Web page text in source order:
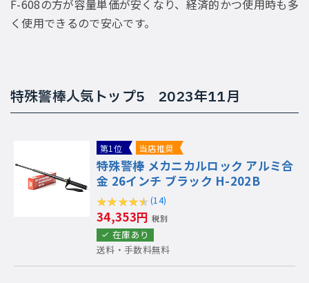
F-608の方が容量単価が安くなり、経済的かつ使用時も多
く使用できるので安心です。
特殊警棒人気トップ5 2023年11月
第1位 当店推奨
特殊警棒 メカニカルロック アルミ合
金 26インチ ブラック H-202B
(14)
34,353円 税別
在庫あり
送料・手数料無料